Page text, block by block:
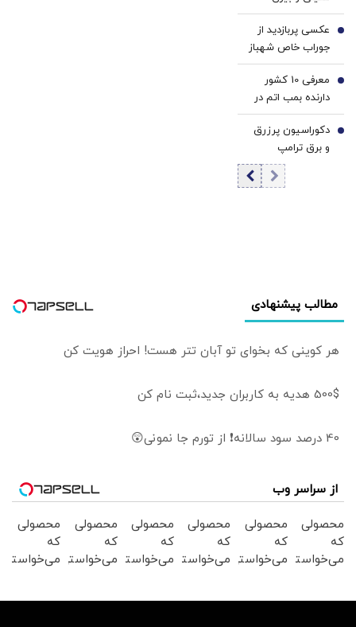
مرتضوی/ حرف های
تازه پزشکیان درباره
بازگشت ایرانی ها
به کشور
عکسی پربازدید از
جوراب‌ خاص شهباز
شریف در مراسم
امضاء توافق‌ مکه
5
معرفی 10 کشور
دارنده بمب اتم در
جهان/ کدام کشور
بیشترین بمب اتم
را دارد؟ +
6
دکوراسیون پرزرق‌
و برق ترامپ
تداعی‌کننده
کاخ‌های صدام
7
مطالب پیشنهادی
هر کوینی که بخوای تو آبان تتر هست! احراز هویت کن
500$ هدیه به کاربران جدید،ثبت نام کن
40 درصد سود سالانه❗ از تورم جا نمونی😲
از سراسر وب
محصولی
که
می‌خواستی
محصولی
که
می‌خواستی
محصولی
که
می‌خواستی
محصولی
که
می‌خواستی
محصولی
که
می‌خواستی
محصولی
که
می‌خواستی